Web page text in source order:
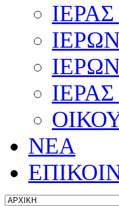
ΝΕΑ